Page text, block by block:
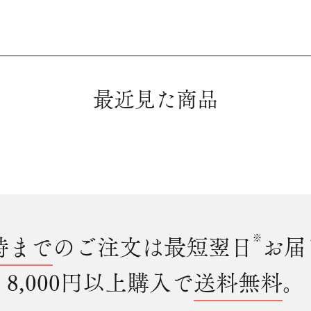
最近見た商品
までのご注文は最短翌日 ※ お
8,000円以上購入で送料無料。